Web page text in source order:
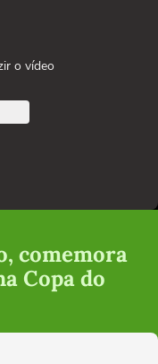
o vídeo
comemora
Copa do